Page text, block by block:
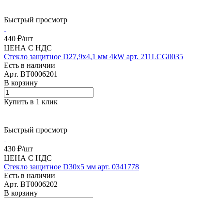
Быстрый просмотр
440 ₽/шт
ЦЕНА С НДС
Стекло защитное D27,9х4,1 мм 4kW арт. 211LCG0035
Есть в наличии
Арт. BT0006201
В корзину
Купить в 1 клик
Быстрый просмотр
430 ₽/шт
ЦЕНА С НДС
Стекло защитное D30х5 мм арт. 0341778
Есть в наличии
Арт. BT0006202
В корзину